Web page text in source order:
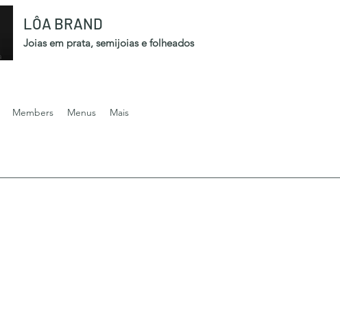
LÔA BRAND
Joias em prata, semijoias e folheados
Members Menus Mais